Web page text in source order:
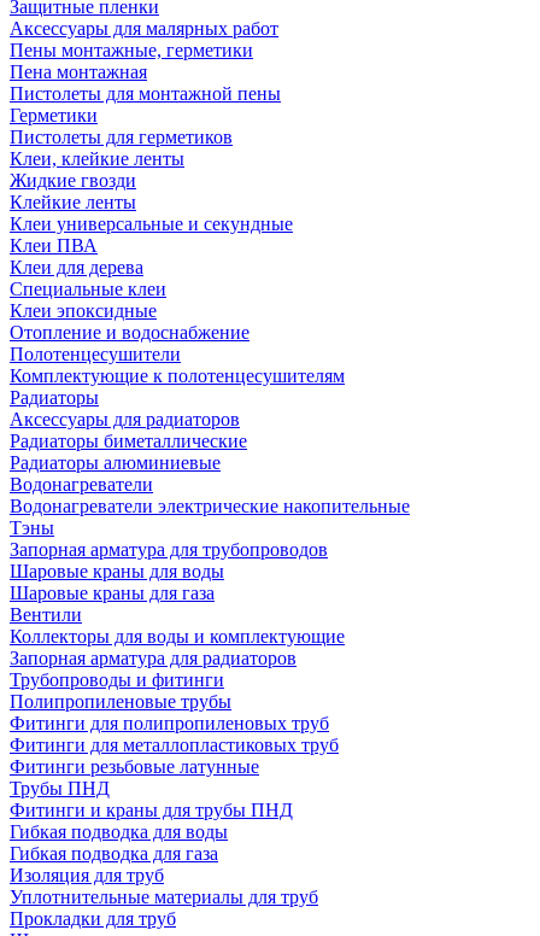
Защитные пленки
Аксессуары для малярных работ
Пены монтажные, герметики
Пена монтажная
Пистолеты для монтажной пены
Герметики
Пистолеты для герметиков
Клеи, клейкие ленты
Жидкие гвозди
Клейкие ленты
Клеи универсальные и секундные
Клеи ПВА
Клеи для дерева
Специальные клеи
Клеи эпоксидные
Отопление и водоснабжение
Полотенцесушители
Комплектующие к полотенцесушителям
Радиаторы
Аксессуары для радиаторов
Радиаторы биметаллические
Радиаторы алюминиевые
Водонагреватели
Водонагреватели электрические накопительные
Тэны
Запорная арматура для трубопроводов
Шаровые краны для воды
Шаровые краны для газа
Вентили
Коллекторы для воды и комплектующие
Запорная арматура для радиаторов
Трубопроводы и фитинги
Полипропиленовые трубы
Фитинги для полипропиленовых труб
Фитинги для металлопластиковых труб
Фитинги резьбовые латунные
Трубы ПНД
Фитинги и краны для трубы ПНД
Гибкая подводка для воды
Гибкая подводка для газа
Изоляция для труб
Уплотнительные материалы для труб
Прокладки для труб